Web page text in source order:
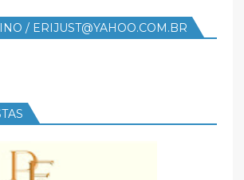
/ ERIJUST@YAHOO.COM.BR